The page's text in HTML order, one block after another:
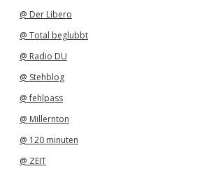
@ Der Libero
@ Total beglubbt
@ Radio DU
@ Stehblog
@ fehlpass
@ Millernton
@ 120 minuten
@ ZEIT